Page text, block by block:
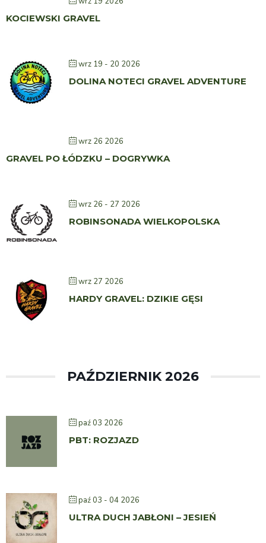
KOCIEWSKI GRAVEL
wrz 19 - 20 2026
DOLINA NOTECI GRAVEL ADVENTURE
wrz 26 2026
GRAVEL PO ŁÓDZKU – DOGRYWKA
wrz 26 - 27 2026
ROBINSONADA WIELKOPOLSKA
wrz 27 2026
HARDY GRAVEL: DZIKIE GĘSI
PAŹDZIERNIK 2026
paź 03 2026
PBT: ROZJAZD
paź 03 - 04 2026
ULTRA DUCH JABŁONI – JESIEŃ